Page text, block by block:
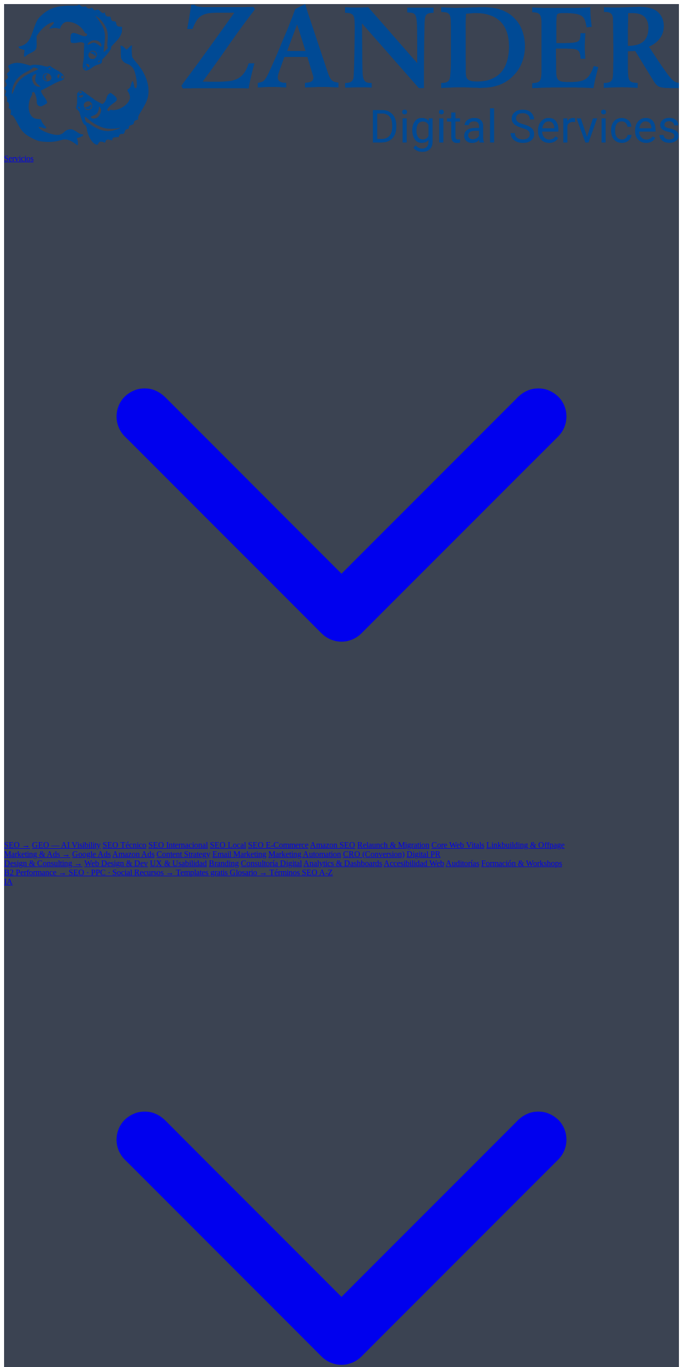
Skip to content
Servicios
SEO → GEO — AI Visibility SEO Técnico SEO Internacional SEO Local SEO E-Commerce Amazon SEO Relaunch & Migration Core Web Vitals Linkbuilding & Offpage
Marketing & Ads → Google Ads Amazon Ads Content Strategy Email Marketing Marketing Automation CRO (Conversion) Digital PR
Design & Consulting → Web Design & Dev UX & Usabilidad Branding Consultoría Digital Analytics & Dashboards Accesibilidad Web Auditorías Formación & Workshops
B2 Performance → SEO · PPC · Social Recursos → Templates gratis Glosario → Términos SEO A-Z
IA